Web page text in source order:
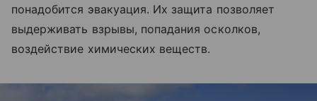
понадобится эвакуация. Их защита позволяет
выдерживать взрывы, попадания осколков,
воздействие химических веществ.